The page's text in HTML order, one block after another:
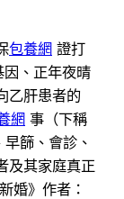
包養網 證打
因、正年夜晴
乙肝患者的
網 事（下稱
篩、會診、
及其家庭真正
婚》作者：